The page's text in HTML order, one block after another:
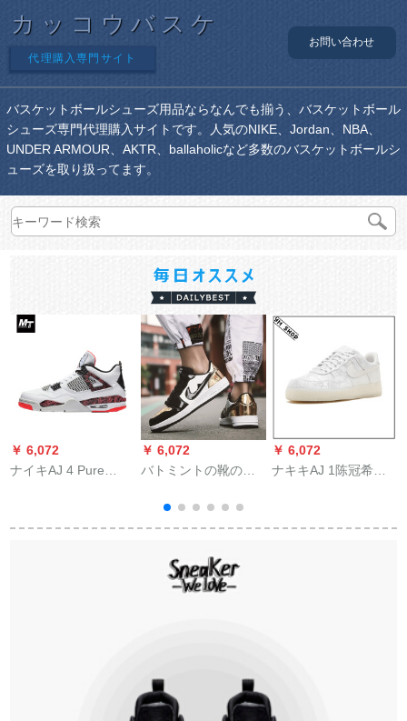
カッコウバスケ
代理購入専門サイト
お問い合わせ
バスケットボールシューズ用品ならなんでも揃う、バスケットボール
シューズ専門代理購入サイトです。人気のNIKE、Jordan、NBA、
UNDER ARMOUR、AKTR、ballaholicなど多数のバスケットボールシ
ューズを取り扱ってます。
￥ 6,072
ナイキAJ 4 Pure
女-100 8497-16熱溶
￥ 6,072
バトミントの靴の男
ウ33の小さい稲妻の5
连名オシドリの11运
ェームズの13は12 ha
登の2ヨウロ语のAJ 1
￥ 6,072
ナキキAJ 1陈冠希白